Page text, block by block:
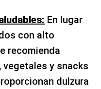
En lugar
con alto
recomienda
y snacks
dulzura